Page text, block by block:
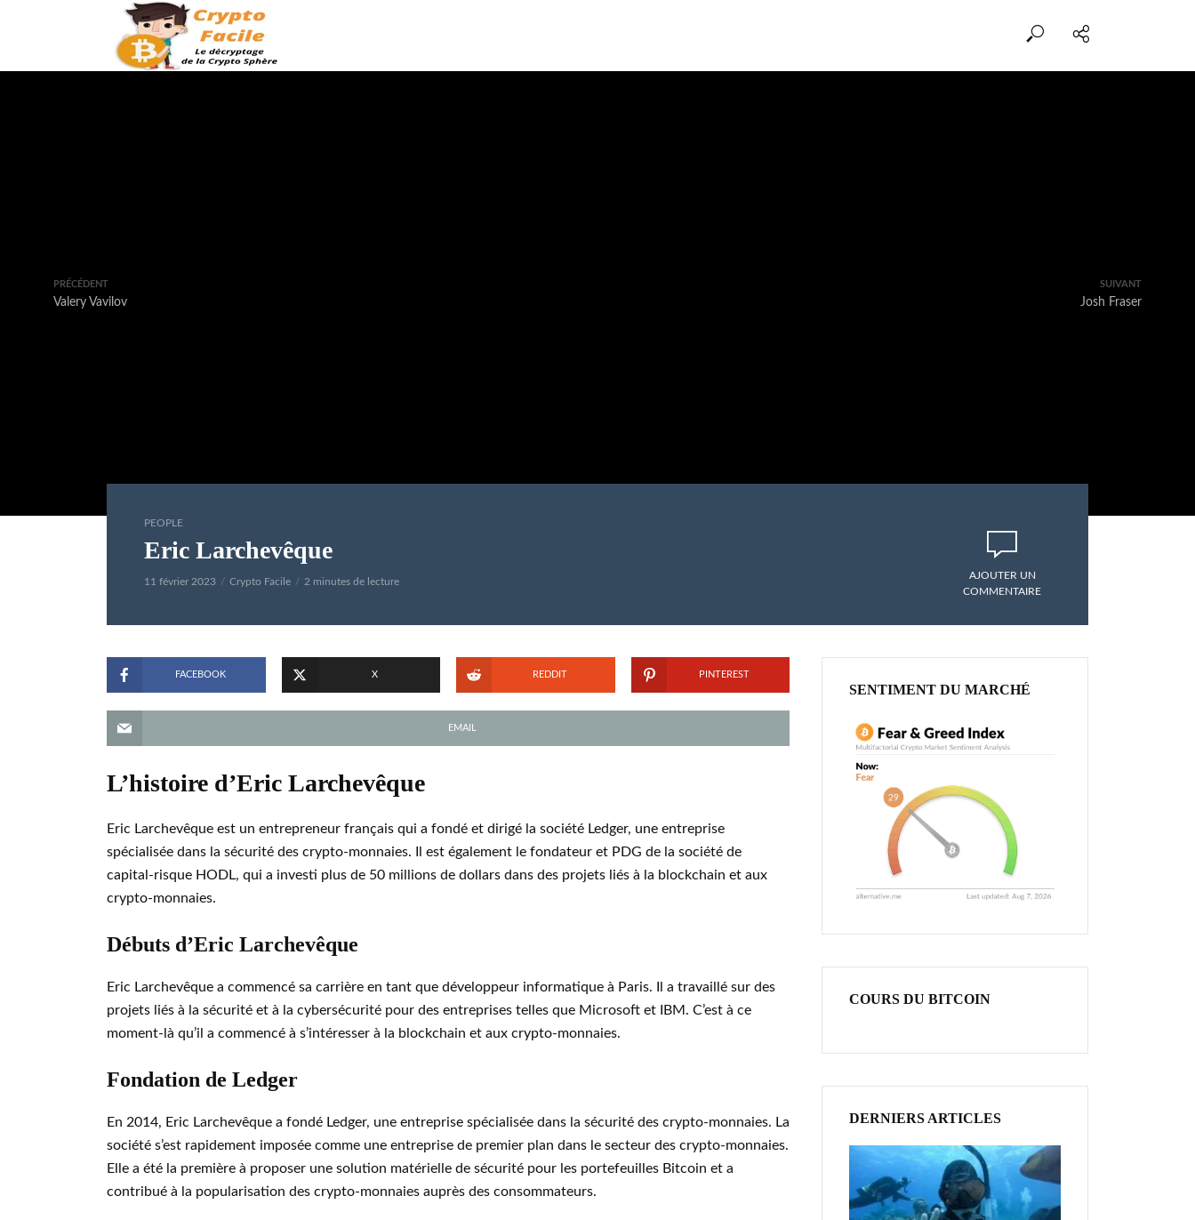
PRÉCÉDENT
Valery Vavilov
SUIVANT
Josh Fraser
PEOPLE
Eric Larchevêque
11 février 2023 Crypto Facile 2 minutes de lecture
AJOUTER UN
COMMENTAIRE
FACEBOOK X REDDIT PINTEREST
EMAIL
L’histoire d’Eric Larchevêque
Eric Larchevêque est un entrepreneur français qui a fondé et dirigé la société Ledger, une entreprise
spécialisée dans la sécurité des crypto-monnaies. Il est également le fondateur et PDG de la société de
capital-risque HODL, qui a investi plus de 50 millions de dollars dans des projets liés à la blockchain et aux
crypto-monnaies.
Débuts d’Eric Larchevêque
Eric Larchevêque a commencé sa carrière en tant que développeur informatique à Paris. Il a travaillé sur des
projets liés à la sécurité et à la cybersécurité pour des entreprises telles que Microsoft et IBM. C’est à ce
moment-là qu’il a commencé à s’intéresser à la blockchain et aux crypto-monnaies.
Fondation de Ledger
En 2014, Eric Larchevêque a fondé Ledger, une entreprise spécialisée dans la sécurité des crypto-monnaies. La
société s’est rapidement imposée comme une entreprise de premier plan dans le secteur des crypto-monnaies.
Elle a été la première à proposer une solution matérielle de sécurité pour les portefeuilles Bitcoin et a
contribué à la popularisation des crypto-monnaies auprès des consommateurs.
SENTIMENT DU MARCHÉ
COURS DU BITCOIN
DERNIERS ARTICLES